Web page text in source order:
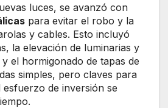
luces, se avanzó con
para evitar el robo y la
y cables. Esto incluyó
la elevación de luminarias y
el hormigonado de tapas de
simples, pero claves para
de inversión se